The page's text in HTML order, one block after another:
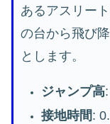
あるアスリー
の台から飛び
とします。
ジャンプ高
接地時間: